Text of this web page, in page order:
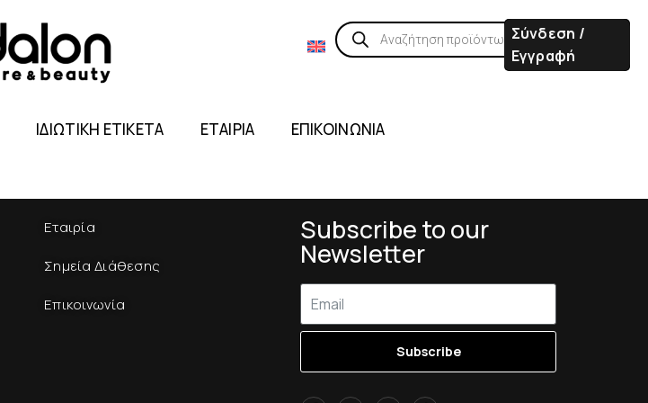
Σύνδεση /
Εγγραφή
ΙΔΙΩΤΙΚΗ ΕΤΙΚΕΤΑ ΕΤΑΙΡΙΑ ΕΠΙΚΟΙΝΩΝΙΑ
Εταιρία
Σημεία Διάθεσης
Επικοινωνία
Subscribe to our
Newsletter
Subscribe